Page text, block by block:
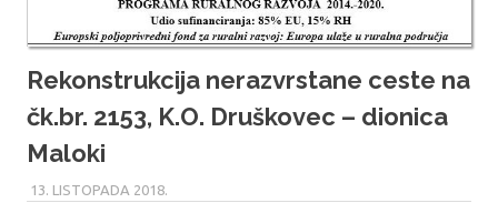
Rekonstrukcija nerazvrstane ceste na
čk.br. 2153, K.O. Druškovec – dionica
Maloki
13. LISTOPADA 2018.